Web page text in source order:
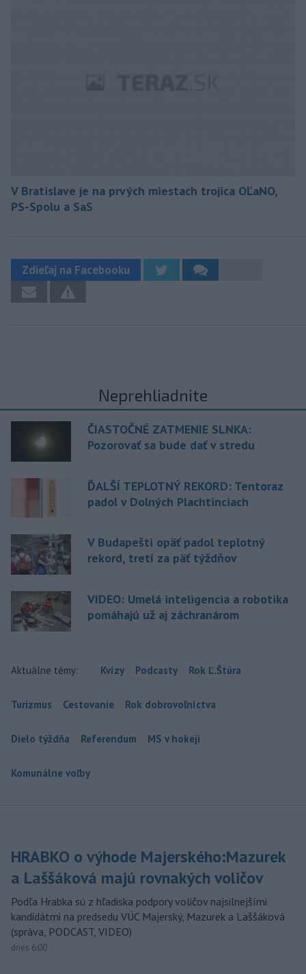
V Bratislave je na prvých miestach trojica OĽaNO,
PS-Spolu a SaS
Zdieľaj na Facebooku
Neprehliadnite
ČIASTOČNÉ ZATMENIE SLNKA:
Pozorovať sa bude dať v stredu
ĎALŠÍ TEPLOTNÝ REKORD: Tentoraz
padol v Dolných Plachtinciach
V Budapešti opäť padol teplotný
rekord, tretí za päť týždňov
VIDEO: Umelá inteligencia a robotika
pomáhajú už aj záchranárom
Aktuálne témy: Kvízy Podcasty Rok Ľ.Štúra
Turizmus Cestovanie Rok dobrovoľníctva
Dielo týždňa Referendum MS v hokeji
Komunálne voľby
HRABKO o výhode Majerského:Mazurek
a Laššáková majú rovnakých voličov
Podľa Hrabka sú z hľadiska podpory voličov najsilnejšími
kandidátmi na predsedu VÚC Majerský, Mazurek a Laššáková
(správa, PODCAST, VIDEO)
dnes 6:00